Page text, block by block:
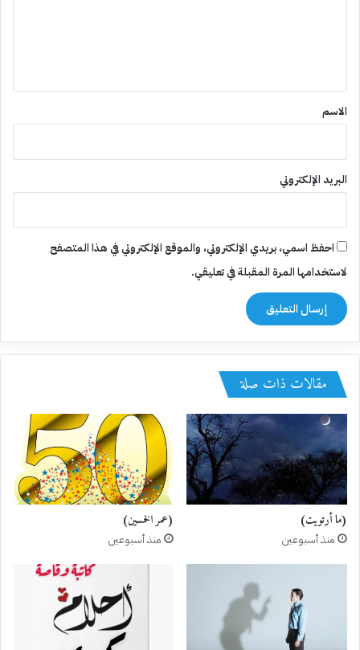
*
الاسم
البريد الإلكتروني
احفظ اسمي، بريدي الإلكتروني، والموقع الإلكتروني في هذا المتصفح
لاستخدامها المرة المقبلة في تعليقي.
مقالات ذات صلة
(ما أرتويت)
منذ أسبوعين
(عمر الخمسين)
منذ أسبوعين